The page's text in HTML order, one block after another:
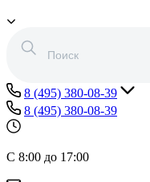
8 (495) 380-08-39
8 (495) 380-08-39
С 8:00 до 17:00